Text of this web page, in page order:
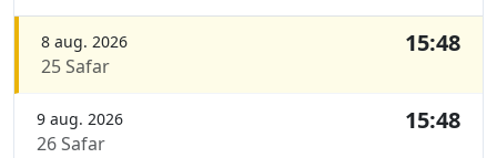
8 aug. 2026
25 Safar
15:48
9 aug. 2026
26 Safar
15:48